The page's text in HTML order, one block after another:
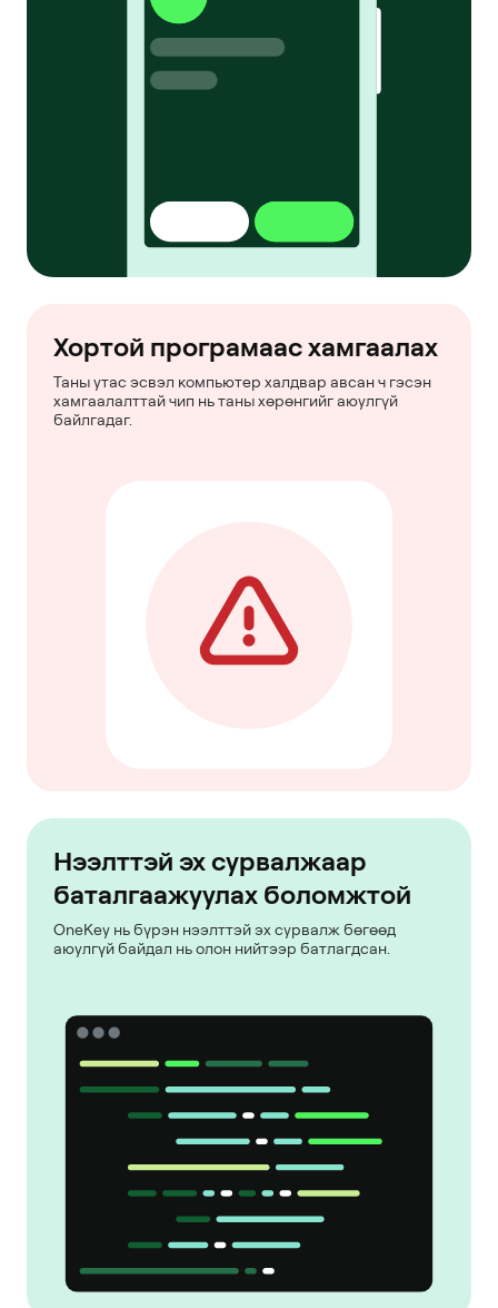
Хортой програмаас хамгаалах
Таны утас эсвэл компьютер халдвар авсан ч гэсэн
хамгаалалттай чип нь таны хөрөнгийг аюулгүй
байлгадаг.
Нээлттэй эх сурвалжаар
баталгаажуулах боломжтой
OneKey нь бүрэн нээлттэй эх сурвалж бөгөөд
аюулгүй байдал нь олон нийтээр батлагдсан.